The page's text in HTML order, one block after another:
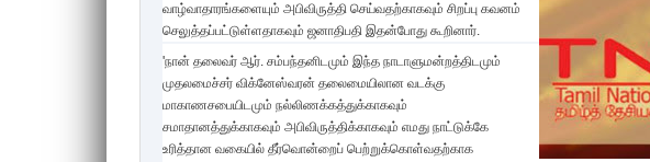
வாழ்வாதாரங்களையும் அபிவிருத்தி செய்வதற்காகவும் சிறப்பு கவனம்
செலுத்தப்பட்டுள்ளதாகவும் ஜனாதிபதி இதன்போது கூறினார்.
'நான் தலைவர் ஆர். சம்பந்தனிடமும் இந்த நாடாளுமன்றத்திடமும்
முதலமைச்சர் விக்னேஸ்வரன் தலைமையிலான வடக்கு
மாகாணசபையிடமும் நல்லிணக்கத்துக்காகவும்
சமாதானத்துக்காகவும் அபிவிருத்திக்காகவும் எமது நாட்டுக்கே
உரித்தான வகையில் தீர்வொன்றைப் பெற்றுக்கொள்வதற்காக